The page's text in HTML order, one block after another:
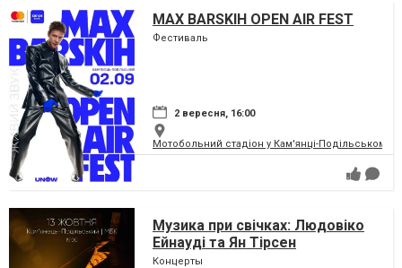
MAX BARSKIH OPEN AIR FEST
Фестиваль
2 вересня, 16:00
Мотобольний стадіон у Кам'янці-Подільському
Музика при свічках: Людовіко
Ейнауді та Ян Тірсен
Концерты